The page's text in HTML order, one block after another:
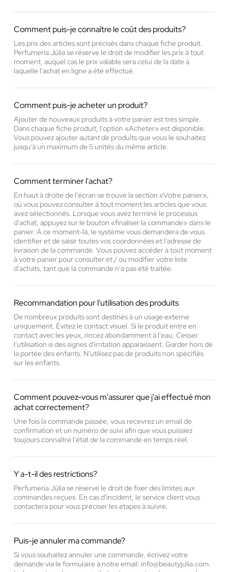
Comment puis-je connaître le coût des produits?
Les prix des articles sont précisés dans chaque fiche produit.
Perfumería Júlia se réserve le droit de modifier les prix à tout
moment, auquel cas le prix valable sera celui de la date à
laquelle l'achat en ligne a été effectué.
Comment puis-je acheter un produit?
Ajouter de nouveaux produits à votre panier est très simple.
Dans chaque fiche produit, l'option «Acheter» est disponible.
Vous pouvez ajouter autant de produits que vous le souhaitez
jusqu'à un maximum de 5 unités du même article.
Comment terminer l'achat?
En haut à droite de l'écran se trouve la section «Votre panier»,
où vous pouvez consulter à tout moment les articles que vous
avez sélectionnés. Lorsque vous avez terminé le processus
d'achat, appuyez sur le bouton «finaliser la commande» dans le
panier. À ce moment-là, le système vous demandera de vous
identifier et de saisir toutes vos coordonnées et l'adresse de
livraison de la commande. Vous pouvez accéder à tout moment
à votre panier pour consulter et / ou modifier votre liste
d'achats, tant que la commande n'a pas été traitée.
Recommandation pour l'utilisation des produits
De nombreux produits sont destinés à un usage externe
uniquement. Évitez le contact visuel. Si le produit entre en
contact avec les yeux, rincez abondamment à l'eau. Cesser
l'utilisation si des signes d'irritation apparaissent. Garder hors de
la portée des enfants. N'utilisez pas de produits non spécifiés
sur les enfants.
Comment pouvez-vous m'assurer que j'ai effectué mon
achat correctement?
Une fois la commande passée, vous recevrez un email de
confirmation et un numéro de suivi afin que vous puissiez
toujours connaître l'état de la commande en temps réel.
Y a-t-il des restrictions?
Perfumería Júlia se réserve le droit de fixer des limites aux
commandes reçues. En cas d'incident, le service client vous
contactera pour vous préciser les étapes à suivre.
Puis-je annuler ma commande?
Si vous souhaitez annuler une commande, écrivez votre
demande via le formulaire à notre email: info@beautyjulia.com.